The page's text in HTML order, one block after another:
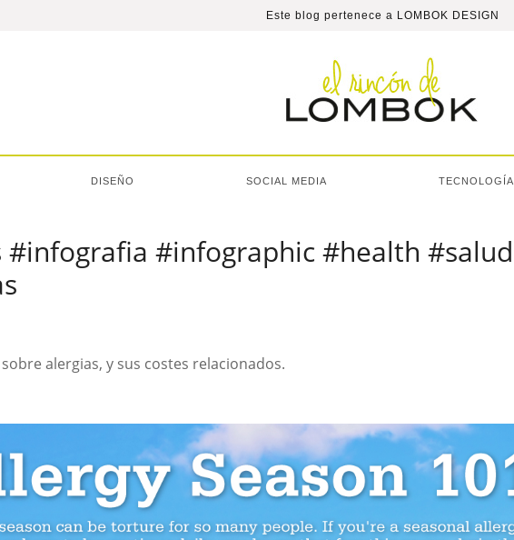
Este blog pertenece a LOMBOK DESIGN
DISEÑO SOCIAL MEDIA TECNOLOGÍA
#infografia #infographic #health #salud
alergias, y sus costes relacionados.